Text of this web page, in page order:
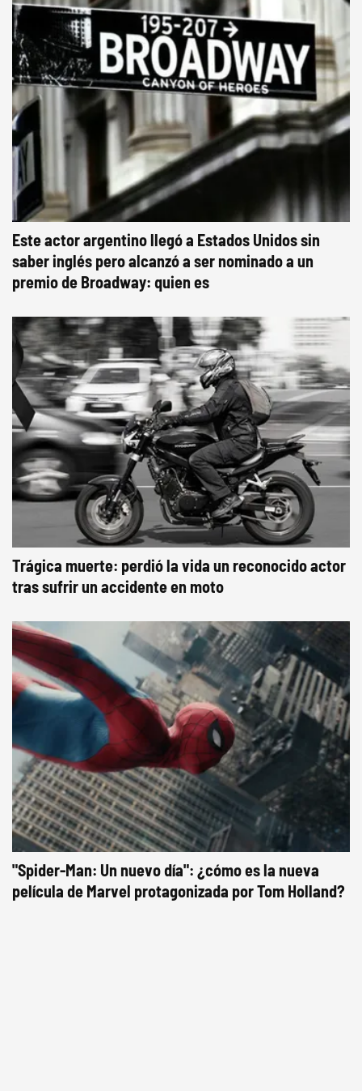
Este actor argentino llegó a Estados Unidos sin
saber inglés pero alcanzó a ser nominado a un
premio de Broadway: quien es
Trágica muerte: perdió la vida un reconocido actor
tras sufrir un accidente en moto
"Spider-Man: Un nuevo día": ¿cómo es la nueva
película de Marvel protagonizada por Tom Holland?